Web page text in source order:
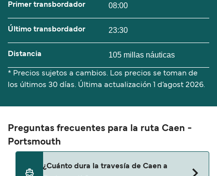
Primer transbordador 08:00
Último transbordador 23:30
Distancia 105 millas náuticas
* Precios sujetos a cambios. Los precios se toman de
los últimos 30 días. Última actualización
1 d’agost 2026.
Preguntas frecuentes para la ruta Caen -
Portsmouth
¿Cuánto dura la travesía de Caen a